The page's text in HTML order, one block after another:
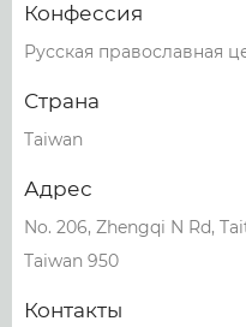
Конфессия
Русская православная
Страна
Taiwan
Адрес
No. 206, Zhengqi N Rd,
Taiwan 950
Контакты